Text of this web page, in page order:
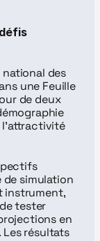
national des
une Feuille
de deux
simulation
instrument,
tester
en
résultats